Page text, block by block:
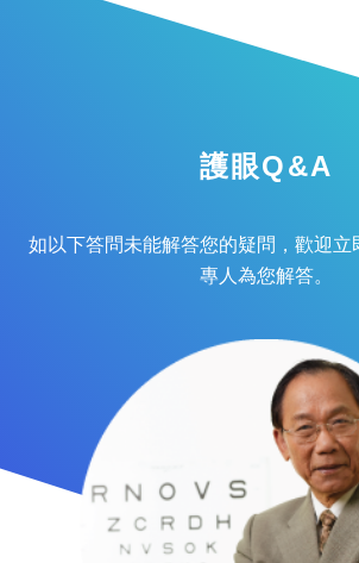
護眼Q&A
如以下答問未能解答您的疑問，歡迎立
專人為您解答。